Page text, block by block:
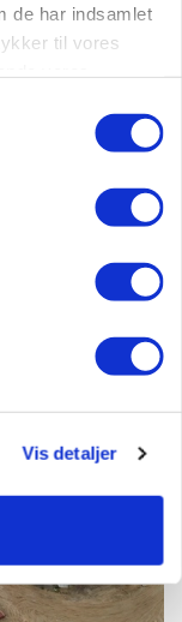
de har indsamlet
til vores
Vis detaljer
producent